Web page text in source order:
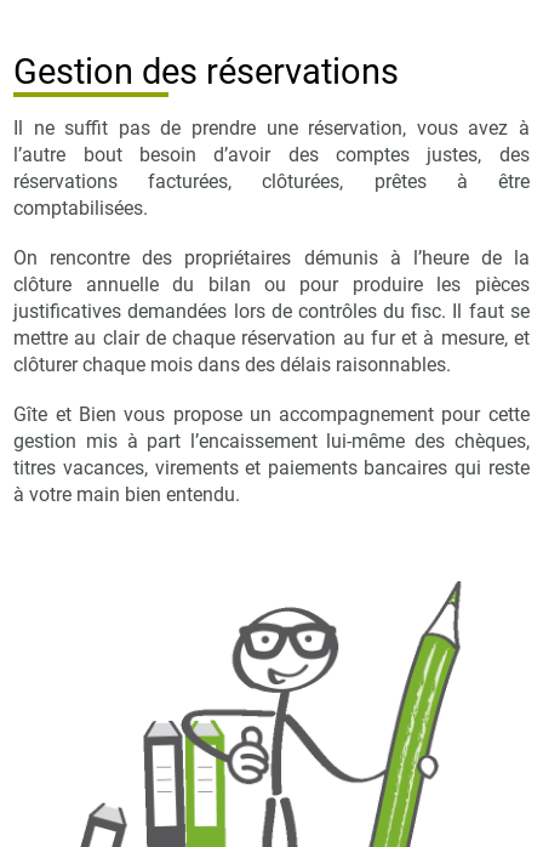
Gestion des réservations
Il ne suffit pas de prendre une réservation, vous avez à
l’autre bout besoin d’avoir des comptes justes, des
réservations facturées, clôturées, prêtes à être
comptabilisées.
On rencontre des propriétaires démunis à l’heure de la
clôture annuelle du bilan ou pour produire les pièces
justificatives demandées lors de contrôles du fisc. Il faut se
mettre au clair de chaque réservation au fur et à mesure, et
clôturer chaque mois dans des délais raisonnables.
Gîte et Bien vous propose un accompagnement pour cette
gestion mis à part l’encaissement lui-même des chèques,
titres vacances, virements et paiements bancaires qui reste
à votre main bien entendu.